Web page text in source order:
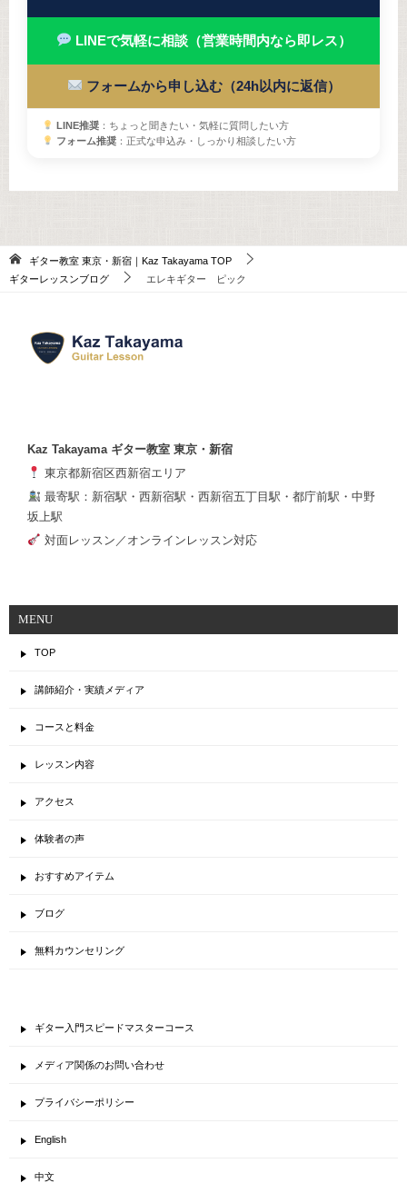
LINEで気軽に相談（営業時間内なら即レス）
フォームから申し込む（24h以内に返信）
LINE推奨：ちょっと聞きたい・気軽に質問したい方
フォーム推奨：正式な申込み・しっかり相談したい方
ギター教室 東京・新宿｜Kaz Takayama TOP
ギターレッスンブログ
エレキギター ピック
Kaz Takayama ギター教室 東京・新宿
東京都新宿区西新宿エリア
最寄駅：新宿駅・西新宿駅・西新宿五丁目駅・都庁前駅・中野
坂上駅
対面レッスン／オンラインレッスン対応
MENU
TOP
講師紹介・実績メディア
コースと料金
レッスン内容
アクセス
体験者の声
おすすめアイテム
ブログ
無料カウンセリング
ギター入門スピードマスターコース
メディア関係のお問い合わせ
プライバシーポリシー
English
中文